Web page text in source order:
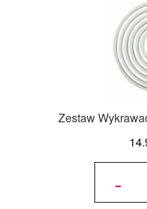
Zestaw
-
ilość
Kołaszt.)